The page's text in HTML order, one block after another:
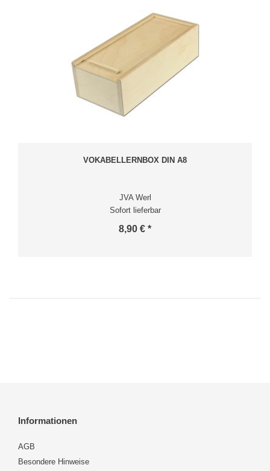
VOKABELLERNBOX DIN A8
JVA Werl
Sofort lieferbar
8,90 € *
Informationen
AGB
Besondere Hinweise